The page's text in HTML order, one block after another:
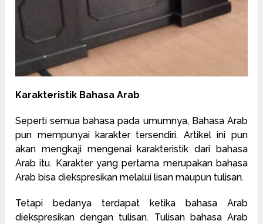
Karakteristik Bahasa Arab
Seperti semua bahasa pada umumnya, Bahasa Arab
pun mempunyai karakter tersendiri. Artikel ini pun
akan mengkaji mengenai karakteristik dari bahasa
Arab itu. Karakter yang pertama merupakan bahasa
Arab bisa diekspresikan melalui lisan maupun tulisan.
Tetapi bedanya terdapat ketika bahasa Arab
diekspresikan dengan tulisan. Tulisan bahasa Arab